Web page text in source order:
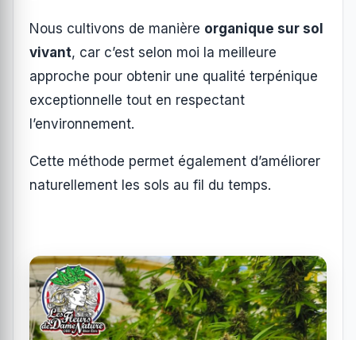
Nous cultivons de manière organique sur sol
vivant, car c’est selon moi la meilleure
approche pour obtenir une qualité terpénique
exceptionnelle tout en respectant
l’environnement.
Cette méthode permet également d’améliorer
naturellement les sols au fil du temps.